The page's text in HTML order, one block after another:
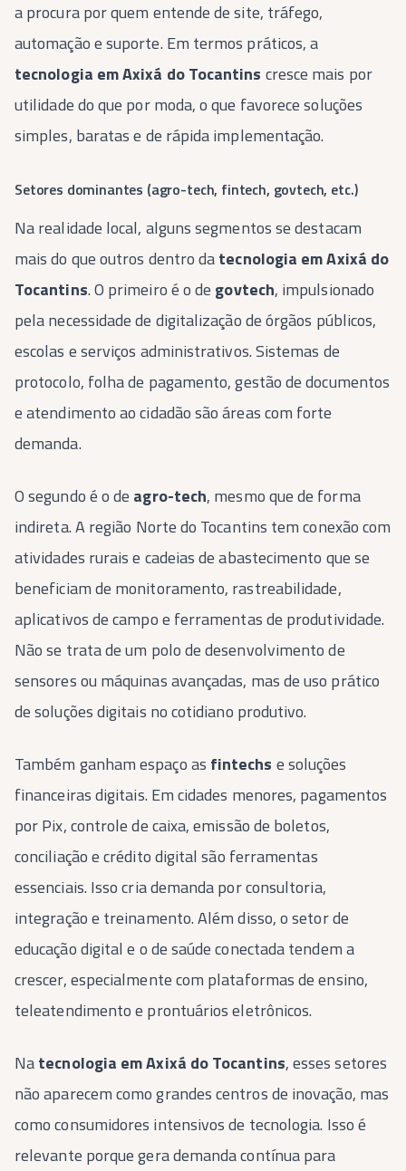
a procura por quem entende de site, tráfego,
automação e suporte. Em termos práticos, a
tecnologia em Axixá do Tocantins cresce mais por
utilidade do que por moda, o que favorece soluções
simples, baratas e de rápida implementação.
Setores dominantes (agro-tech, fintech, govtech, etc.)
Na realidade local, alguns segmentos se destacam
mais do que outros dentro datecnologia em Axixá do
Tocantins. O primeiro é o de govtech, impulsionado
pela necessidade de digitalização de órgãos públicos,
escolas e serviços administrativos. Sistemas de
protocolo, folha de pagamento, gestão de documentos
e atendimento ao cidadão são áreas com forte
demanda.
O segundo é o de agro-tech, mesmo que de forma
indireta. A região Norte do Tocantins tem conexão com
atividades rurais e cadeias de abastecimento que se
beneficiam de monitoramento, rastreabilidade,
aplicativos de campo e ferramentas de produtividade.
Não se trata de um polo de desenvolvimento de
sensores ou máquinas avançadas, mas de uso prático
de soluções digitais no cotidiano produtivo.
Também ganham espaço as fintechs e soluções
financeiras digitais. Em cidades menores, pagamentos
por Pix, controle de caixa, emissão de boletos,
conciliação e crédito digital são ferramentas
essenciais. Isso cria demanda por consultoria,
integração e treinamento. Além disso, o setor de
educação digital e o de saúde conectada tendem a
crescer, especialmente com plataformas de ensino,
teleatendimento e prontuários eletrônicos.
Natecnologia em Axixá do Tocantins, esses setores
não aparecem como grandes centros de inovação, mas
como consumidores intensivos de tecnologia. Isso é
relevante porque gera demanda contínua para